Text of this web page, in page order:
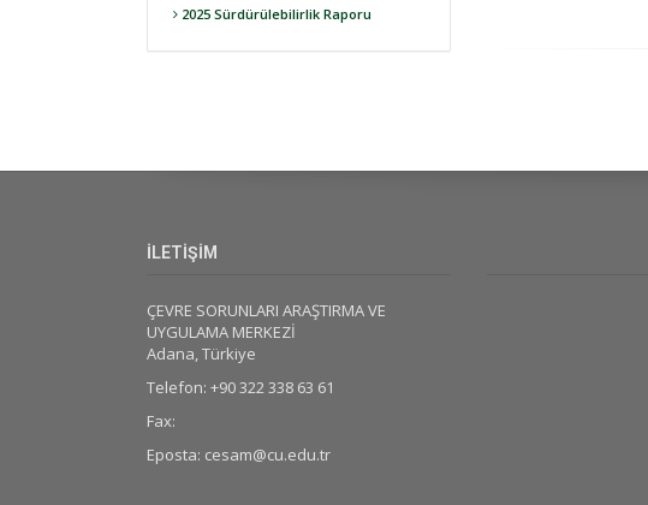
2025 Sürdürülebilirlik Raporu
İLETİŞİM
ÇEVRE SORUNLARI ARAŞTIRMA VE
UYGULAMA MERKEZİ
Adana, Türkiye
Telefon: +90 322 338 63 61
Fax:
Eposta: cesam@cu.edu.tr